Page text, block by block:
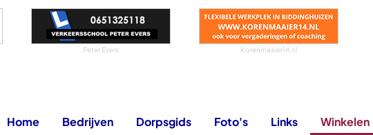
Peter Evers Korenmaaier14.nl
Home Bedrijven Dorpsgids Foto's Links Winkelen